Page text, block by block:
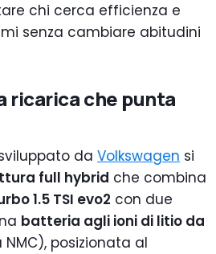
chi cerca efficienza e
senza cambiare abitudini
ricarica che punta
da Volkswagen si
full hybrid che combina
1.5 TSI evo2 con due
batteria agli ioni di litio da
posizionata al